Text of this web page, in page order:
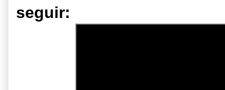
seguir: